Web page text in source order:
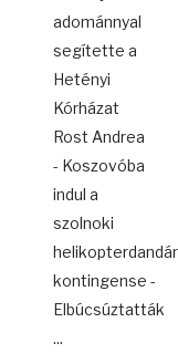
adománnyal
segítette a
Hetényi
Kórházat
Rost Andrea
- Koszovóba
indul a
szolnoki
helikopterdandár
kontingense -
Elbúcsúztatták
...